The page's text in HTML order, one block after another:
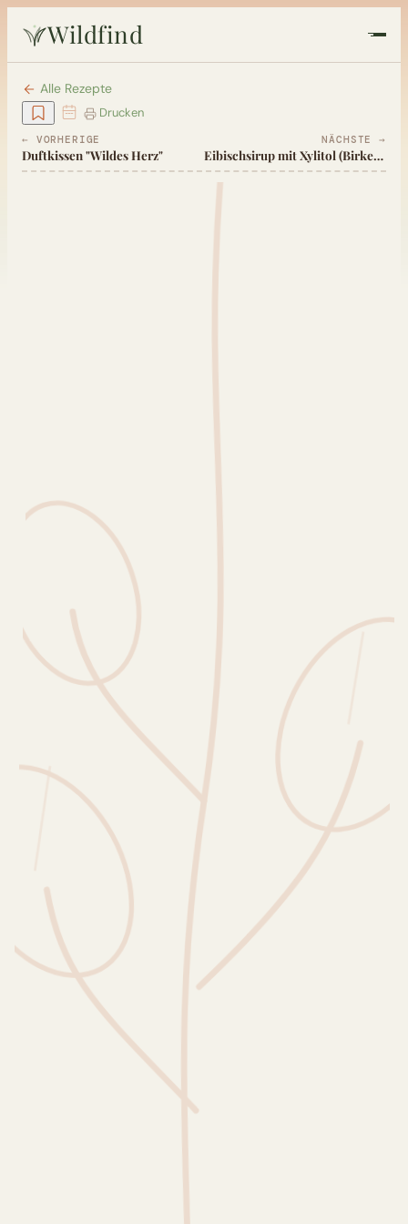
Wildfind
Startseite
Pflanzen
Blüten-Finder
Phänologie-Radar
Vogelstimmen
Gartenplaner
Düngeberater
Challenges
Wusstest du?
Sammlungen
Selber machen
Glossar
Alle Rezepte
Drucken
← VORHERIGE
Duftkissen "Wildes Herz"
NÄCHSTE →
Eibischsirup mit Xylitol (Birkenzucker)